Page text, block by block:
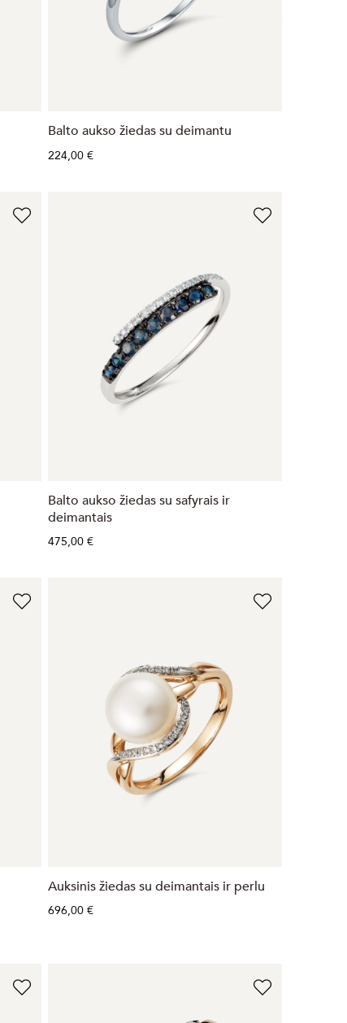
Balto aukso žiedas su deimantu
224,00 €
Balto aukso žiedas su safyrais ir
deimantais
475,00 €
Auksinis žiedas su deimantais ir perlu
696,00 €